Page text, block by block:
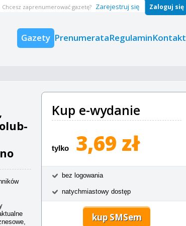
Gazety PrenumerataRegulaminKontakt
Chcesz zaprenumerować gazetę? Zarejestruj się Zaloguj się
Kup e-wydanie
tylko 3,69 zł
bez logowania
natychmiastowy dostęp
kup SMSem